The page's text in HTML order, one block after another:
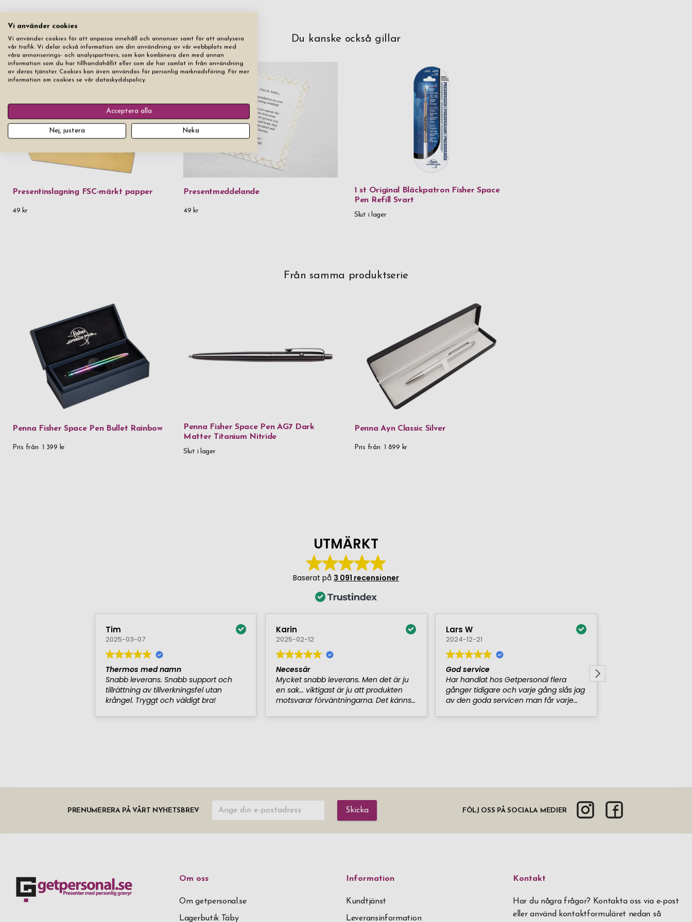
Du kanske också gillar
Presentinslagning FSC-märkt papper
49 kr
Presentmeddelande
49 kr
1 st Original Bläckpatron Fisher Space
Pen Refill Svart
Slut i lager
Från samma produktserie
Penna Fisher Space Pen Bullet Rainbow
Pris från 1 399 kr
Penna Fisher Space Pen AG7 Dark
Matter Titanium Nitride
Slut i lager
Penna Ayn Classic Silver
Pris från 1 899 kr
PRENUMERERA PÅ VÅRT NYHETSBREV Skicka FÖLJ OSS PÅ SOCIALA MEDIER
Om oss
Om getpersonal.se
Lagerbutik Täby
Information
Kundtjänst
Leveransinformation
Kontakt
Har du några frågor? Kontakta oss via e-post
eller använd kontaktformuläret nedan så
Vi använder cookies
Vi använder cookies för att anpassa innehåll och annonser samt för att analysera
vår trafik. Vi delar också information om din användning av vår webbplats med
våra annonserings- och analyspartners, som kan kombinera den med annan
information som du har tillhandahållit eller som de har samlat in från användning
av deras tjänster. Cookies kan även användas för personlig marknadsföring. För mer
information om cookies se vår dataskyddspolicy.
Acceptera alla
Nej, justera Neka